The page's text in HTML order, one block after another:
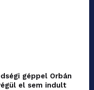
géppel Orbán
el sem indult